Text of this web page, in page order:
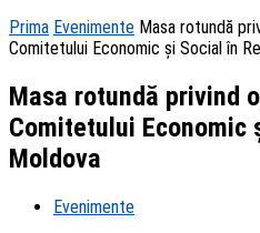
Prima Evenimente Masa rotundă
Comitetului Economic și Social în
Masa rotundă privind
Comitetului Economic
Moldova
Evenimente